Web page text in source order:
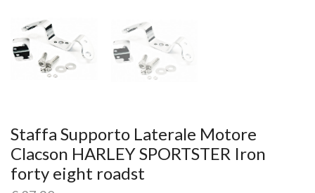
Staffa Supporto Laterale Motore
Clacson HARLEY SPORTSTER Iron
forty eight roadst